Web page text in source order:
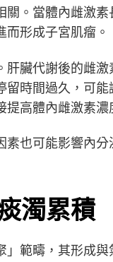
關。當體內雌激素
形成子宮肌瘤。
肝臟代謝後的雌激
留時間過久，可能
高體內雌激素濃
也可能影響內分
濁累積
」範疇，其形成與